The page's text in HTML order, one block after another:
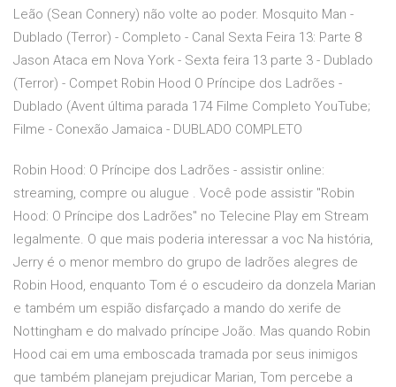
Leão (Sean Connery) não volte ao poder. Mosquito Man -
Dublado (Terror) - Completo - Canal Sexta Feira 13: Parte 8
Jason Ataca em Nova York - Sexta feira 13 parte 3 - Dublado
(Terror) - Compet Robin Hood O Príncipe dos Ladrões -
Dublado (Avent última parada 174 Filme Completo YouTube;
Filme - Conexão Jamaica - DUBLADO COMPLETO
Robin Hood: O Príncipe dos Ladrões - assistir online:
streaming, compre ou alugue . Você pode assistir "Robin
Hood: O Príncipe dos Ladrões" no Telecine Play em Stream
legalmente. O que mais poderia interessar a voc Na história,
Jerry é o menor membro do grupo de ladrões alegres de
Robin Hood, enquanto Tom é o escudeiro da donzela Marian
e também um espião disfarçado a mando do xerife de
Nottingham e do malvado príncipe João. Mas quando Robin
Hood cai em uma emboscada tramada por seus inimigos
que também planejam prejudicar Marian, Tom percebe a